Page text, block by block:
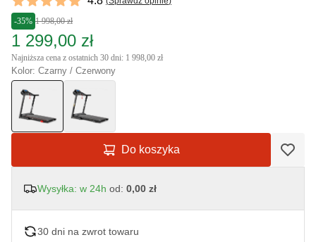
4.8 out of 5 stars
-35% 1 998,00 zł
1 299,00 zł
Najniższa cena z ostatnich 30 dni: 1 998,00 zł
Kolor: Czarny / Czerwony
Do koszyka
Wysyłka: w 24h od: 0,00 zł
30 dni na zwrot towaru